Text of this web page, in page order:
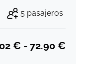
5 pasajeros
€ - 72.90 €